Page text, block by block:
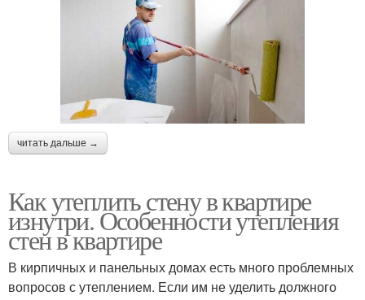
читать дальше →
Как утеплить стену в квартире
изнутри. Особенности утепления
стен в квартире
В кирпичных и панельных домах есть много проблемных
вопросов с утеплением. Если им не уделить должного